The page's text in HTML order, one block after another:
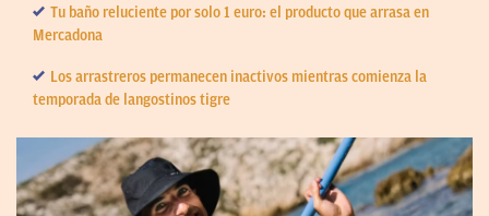
Tu baño reluciente por solo 1 euro: el producto que arrasa en
Mercadona
Los arrastreros permanecen inactivos mientras comienza la
temporada de langostinos tigre